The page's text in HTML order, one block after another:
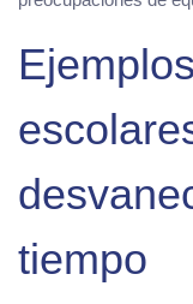
tiempo